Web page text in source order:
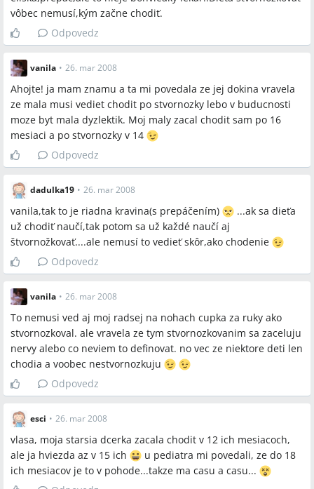
vôbec nemusí,kým začne chodiť.
Odpovedz
vanila • 26. mar 2008
Ahojte! ja mam znamu a ta mi povedala ze jej dokina vravela
ze mala musi vediet chodit po stvornozky lebo v buducnosti
moze byt mala dyzlektik. Moj maly zacal chodit sam po 16
mesiaci a po stvornozky v 14
Odpovedz
dadulka19 • 26. mar 2008
vanila,tak to je riadna kravina(s prepáčením)
...ak sa dieťa
už chodiť naučí,tak potom sa už každé naučí aj
štvornožkovať....ale nemusí to vedieť skôr,ako chodenie
Odpovedz
vanila • 26. mar 2008
To nemusi ved aj moj radsej na nohach cupka za ruky ako
stvornozkoval. ale vravela ze tym stvornozkovanim sa zaceluju
nervy alebo co neviem to definovat. no vec ze niektore deti len
chodia a voobec nestvornozkuju
Odpovedz
esci • 26. mar 2008
vlasa, moja starsia dcerka zacala chodit v 12 ich mesiacoch,
ale ja hviezda az v 15 ich
u pediatra mi povedali, ze do 18
ich mesiacov je to v pohode...takze ma casu a casu...